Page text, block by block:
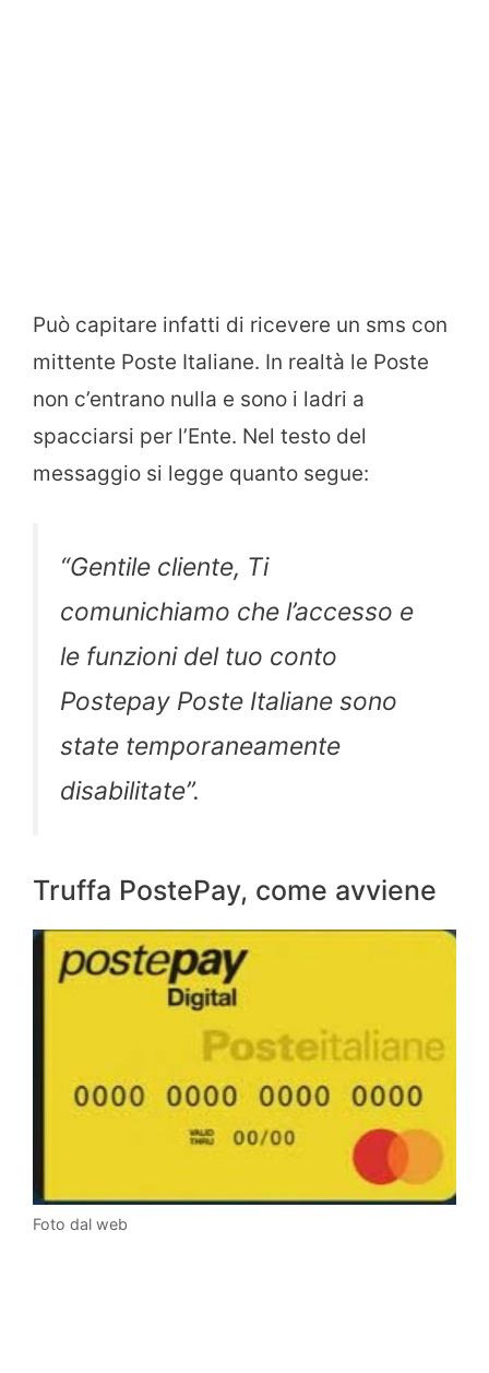
Può capitare infatti di ricevere un sms con
mittente Poste Italiane. In realtà le Poste
non c’entrano nulla e sono i ladri a
spacciarsi per l’Ente. Nel testo del
messaggio si legge quanto segue:
“Gentile cliente, Ti
comunichiamo che l’accesso e
le funzioni del tuo conto
Postepay Poste Italiane sono
state temporaneamente
disabilitate”.
Truffa PostePay, come avviene
Foto dal web